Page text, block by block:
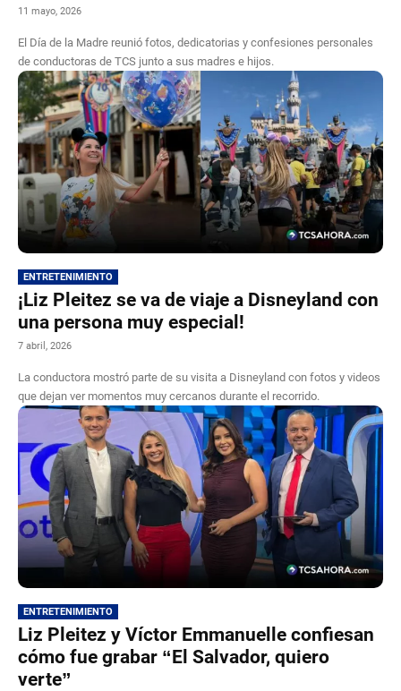
11 mayo, 2026
El Día de la Madre reunió fotos, dedicatorias y confesiones personales
de conductoras de TCS junto a sus madres e hijos.
ENTRETENIMIENTO
¡Liz Pleitez se va de viaje a Disneyland con
una persona muy especial!
7 abril, 2026
La conductora mostró parte de su visita a Disneyland con fotos y videos
que dejan ver momentos muy cercanos durante el recorrido.
ENTRETENIMIENTO
Liz Pleitez y Víctor Emmanuelle confiesan
cómo fue grabar “El Salvador, quiero
verte”